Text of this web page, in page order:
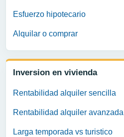
Esfuerzo hipotecario
Alquilar o comprar
Inversion en vivienda
Rentabilidad alquiler sencilla
Rentabilidad alquiler avanzada
Larga temporada vs turistico